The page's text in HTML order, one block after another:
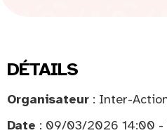
DÉTAILS
Organisateur : Inter-
Date : 09/03/2026 14:00 -